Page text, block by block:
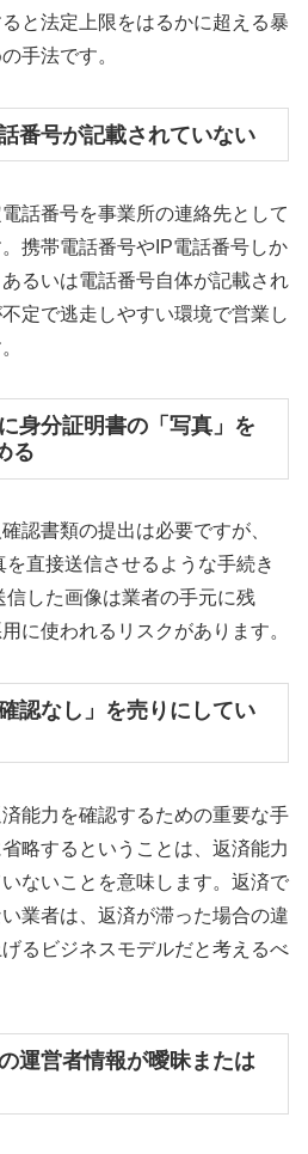
と法定上限をはるかに超える暴
手法です。
番号が記載されていない
話番号を事業所の連絡先として
携帯電話番号やIP電話番号しか
るいは電話番号自体が記載され
定で逃走しやすい環境で営業し
身分証明書の「写真」を
る
認書類の提出は必要ですが、
直接送信させるような手続き
した画像は業者の手元に残
に使われるリスクがあります。
認なし」を売りにしてい
能力を確認するための重要な手
略するということは、返済能力
ないことを意味します。返済で
業者は、返済が滞った場合の違
るビジネスモデルだと考えるべ
運営者情報が曖昧または